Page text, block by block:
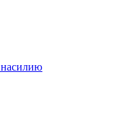
насилию